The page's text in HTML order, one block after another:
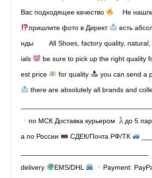
Вас подходящее качество
⠀ Не
пришлите фото в Директ
есть
нды ⠀ ⠀ All Shoes, factory quality,
ials
be sure to pick up the right quality
est price
for quality
you can send a
there are absolutely all brands and
по МСК Доставка курьером
до 5 пар
а по России
СДЕК/Почта РФ/ТК
delivery
EMS/DHL
Payment: